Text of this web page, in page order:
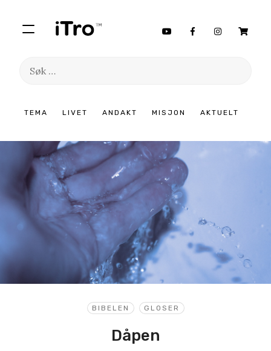
TEMA LIVET ANDAKT MISJON AKTUELT
Søk
innhold
BIBELEN GLOSER
Dåpen